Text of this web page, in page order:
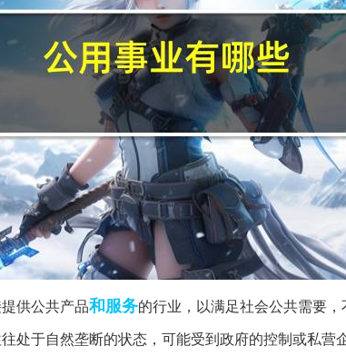
供公共产品和服务的行业，以满足社会公共需要
往处于自然垄断的状态，可能受到政府的控制或私营